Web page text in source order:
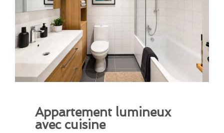
Appartement lumineux
avec cuisine